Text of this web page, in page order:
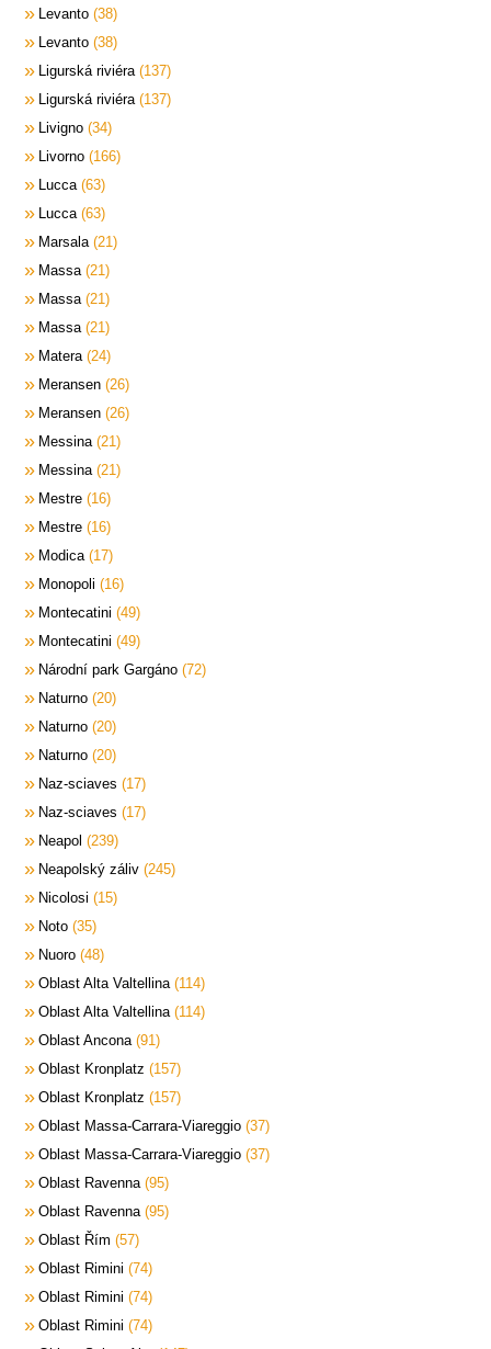
Levanto 38
Levanto 38
Ligurská riviéra 137
Ligurská riviéra 137
Livigno 34
Livorno 166
Lucca 63
Lucca 63
Marsala 21
Massa 21
Massa 21
Massa 21
Matera 24
Meransen 26
Meransen 26
Messina 21
Messina 21
Mestre 16
Mestre 16
Modica 17
Monopoli
16
Montecatini 49
Montecatini 49
Národní park Gargáno 72
Naturno 20
Naturno 20
Naturno 20
Naz-sciaves
17
Naz-sciaves
17
Neapol
239
Neapolský záliv 245
Nicolosi
15
Noto 35
Nuoro 48
Oblast Alta Valtellina 114
Oblast Alta Valtellina 114
Oblast Ancona 91
Oblast Kronplatz
157
Oblast Kronplatz
157
Oblast Massa-Carrara-Viareggio 37
Oblast Massa-Carrara-Viareggio 37
Oblast Ravenna 95
Oblast Ravenna 95
Oblast Řím 57
Oblast Rimini 74
Oblast Rimini 74
Oblast Rimini 74